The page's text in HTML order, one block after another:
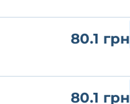
80.1 грн
80.1 грн